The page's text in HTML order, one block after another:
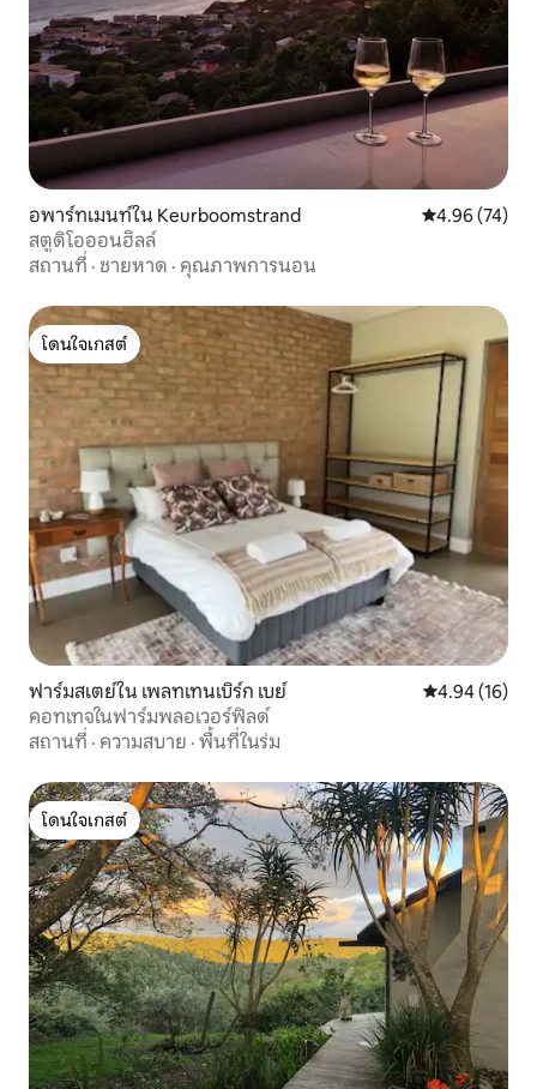
อพาร์ทเมนท์ใน Keurboomstrand คะแนนเฉลี่ย
4.96 (74)
สตูดิโอออนฮิลล์
สถานที่ · ชายหาด · คุณภาพการนอน
โดนใจเกสต์
โดนใจเกสต์
ฟาร์มสเตย์ใน เพลทเทนเบิร์ก เบย์ คะแนนเฉลี่ย
4.94 (16)
คอทเทจในฟาร์มพลอเวอร์ฟิลด์
สถานที่ · ความสบาย · พื้นที่ในร่ม
โดนใจเกสต์
โดนใจเกสต์